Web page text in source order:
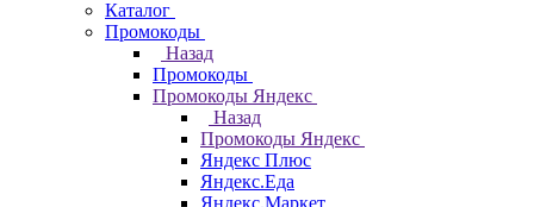
Каталог
Промокоды
Назад
Промокоды
Промокоды Яндекс
Назад
Промокоды Яндекс
Яндекс Плюс
Яндекс.Еда
Яндекс.Маркет